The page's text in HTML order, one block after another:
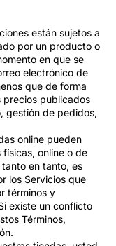
están sujetos a
por un producto o
en que se
electrónico de
que de forma
precios publicados
gestión de pedidos,
online pueden
online o de
en tanto, es
los Servicios que
términos y
existe un conflicto
Términos,